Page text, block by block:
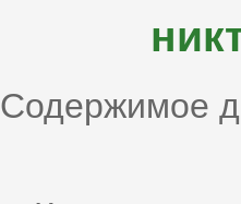
Содержимое